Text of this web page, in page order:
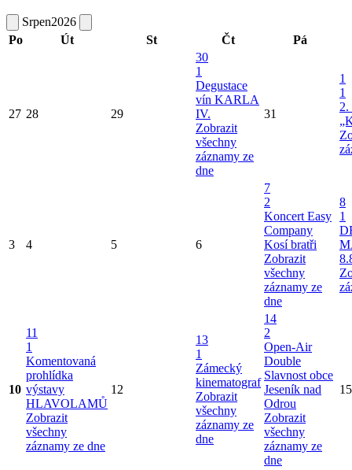
Srpen2026
Po
Út St Čt Pá
27 28 29
30
1
Degustace
vín KARLA
IV.
Zobrazit
všechny
záznamy ze
dne
31
1
1
2.
3 4 5 6
7
2
Koncert Easy
Company
Kosí bratři
Zobrazit
všechny
záznamy ze
dne
8
1
10
11
1
Komentovaná
prohlídka
výstavy
HLAVOLAMŮ
Zobrazit
všechny
záznamy ze dne
12
13
1
Zámecký
kinematograf
Zobrazit
všechny
záznamy ze
dne
14
2
Open-Air
Double
Slavnost obce
Jeseník nad
Odrou
Zobrazit
všechny
záznamy ze
dne
15